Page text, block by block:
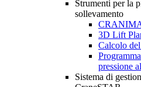
Strumenti per la
sollevamento
3D Lift
Calcolo
pressione
Sistema di